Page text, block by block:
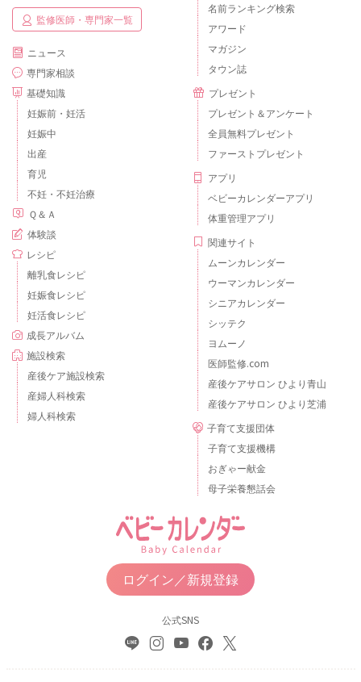
監修医師・専門家一覧
ニュース
専門家相談
基礎知識
妊娠前・妊活
妊娠中
出産
育児
不妊・不妊治療
Ｑ＆Ａ
体験談
レシピ
離乳食レシピ
妊娠食レシピ
妊活食レシピ
成長アルバム
施設検索
産後ケア施設検索
産婦人科検索
婦人科検索
名前ランキング検索
アワード
マガジン
タウン誌
プレゼント
プレゼント＆アンケート
全員無料プレゼント
ファーストプレゼント
アプリ
ベビーカレンダーアプリ
体重管理アプリ
関連サイト
ムーンカレンダー
ウーマンカレンダー
シニアカレンダー
シッテク
ヨムーノ
医師監修.com
産後ケアサロン ひより青山
産後ケアサロン ひより芝浦
子育て支援団体
子育て支援機構
おぎゃー献金
母子栄養懇話会
ログイン／新規登録
公式SNS